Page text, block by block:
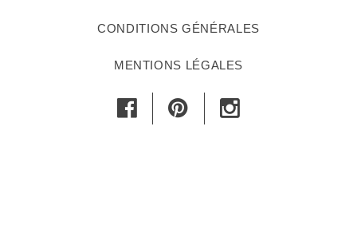
CONDITIONS GÉNÉRALES
MENTIONS LÉGALES